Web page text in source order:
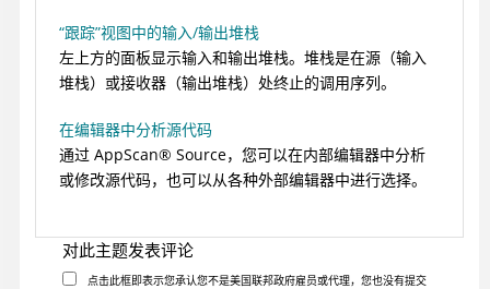
“跟踪”视图中的输入/输出堆栈
左上方的面板显示输入和输出堆栈。堆栈是在源（输入
堆栈）或接收器（输出堆栈）处终止的调用序列。
在编辑器中分析源代码
通过 AppScan® Source，您可以在内部编辑器中分析
或修改源代码，也可以从各种外部编辑器中进行选择。
对此主题发表评论
点击此框即表示您承认您不是美国联邦政府雇员或代理，您也没有提交